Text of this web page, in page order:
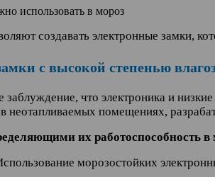
создавать электронные замки,
с высокой степенью
заблуждение, что электроника и
неотапливаемых помещениях,
их работоспособность в
морозостойких